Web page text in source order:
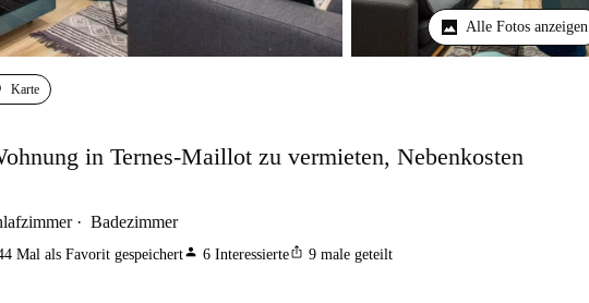
Alle Fotos anzeigen
Karte
in Ternes-Maillot zu vermieten, Nebenkosten
Badezimmer
Mal als Favorit gespeichertperson 6 Interessierteios_share 9 male geteilt